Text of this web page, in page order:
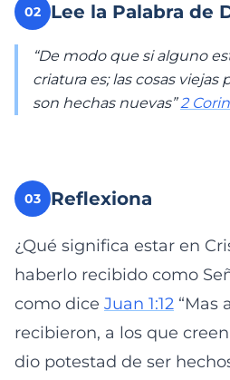
02 Lee la Palabra de
“De modo que si alguno
criatura es; las cosas viejas
son hechas nuevas”2
03 Reflexiona
¿Qué significa estar en
haberlo recibido como
como dice Juan 1:12 “Mas
recibieron, a los que
dio potestad de ser